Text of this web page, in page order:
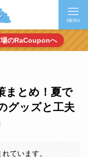
MENU
のRaCouponへ
まとめ！夏で
グッズと工夫
ています。